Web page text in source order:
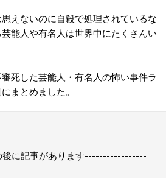
えないのに自殺で処理されているな
能人や有名人は世界中にたくさんい
死した芸能人・有名人の怖い事件ラ
まとめました。
に記事があります-----------------